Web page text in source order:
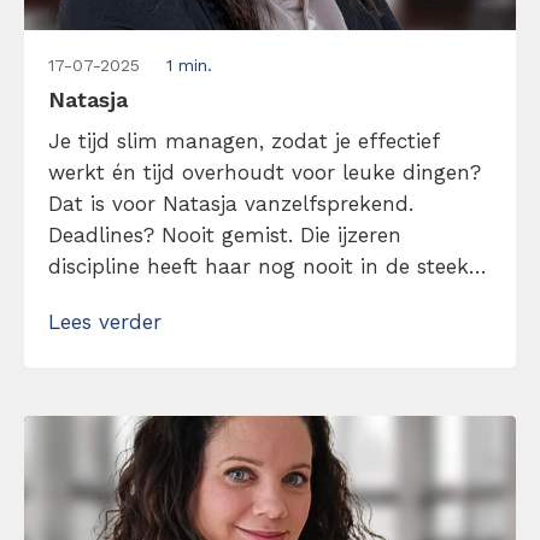
17-07-2025 1 min.
Natasja
Je tijd slim managen, zodat je effectief
werkt én tijd overhoudt voor leuke dingen?
Dat is voor Natasja vanzelfsprekend.
Deadlines? Nooit gemist. Die ijzeren
discipline heeft haar nog nooit in de steek
dag ruimte over voor wat ze écht leuk
Lees verder